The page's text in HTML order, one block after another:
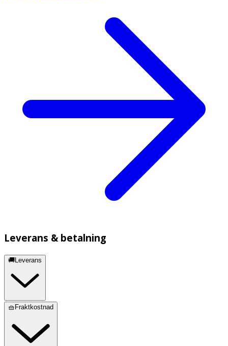
Leverans & betalning
🚚Leverans
🧺Fraktkostnad